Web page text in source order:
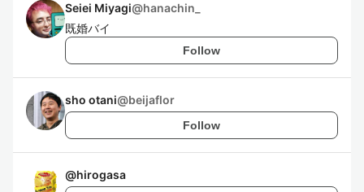
Seiei Miyagi@hanachin_
既婚バイ
Follow
sho otani@beijaflor
Follow
@hirogasa